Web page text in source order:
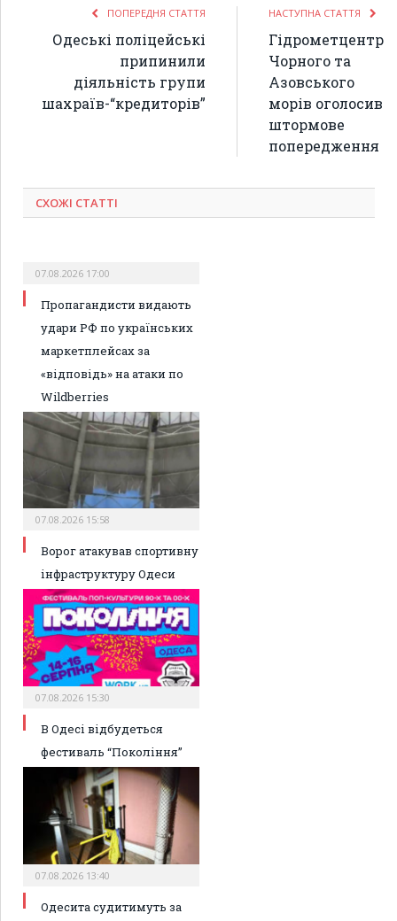
ПОПЕРЕДНЯ СТАТТЯ
Одеські поліцейські
припинили
діяльність групи
шахраїв-“кредиторів”
НАСТУПНА СТАТТЯ
Гідрометцентр
Чорного та
Азовського
морів оголосив
штормове
попередження
СХОЖІ СТАТТІ
07.08.2026 17:00
Пропагандисти видають
удари РФ по українських
маркетплейсах за
«відповідь» на атаки по
Wildberries
07.08.2026 15:58
Ворог атакував спортивну
інфраструктуру Одеси
07.08.2026 15:30
В Одесі відбудеться
фестиваль “Покоління”
07.08.2026 13:40
Одесита судитимуть за